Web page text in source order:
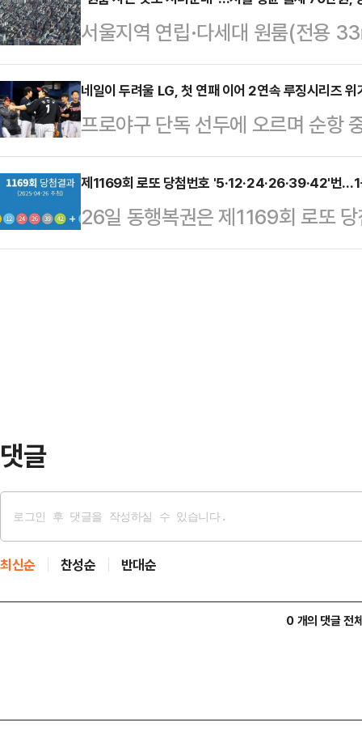
다.안철수 후보는 "그날 문자만 네
당시 추경호 원내대…
는 후보가 될지 당 안팎의 긴장감이
철수 등 국민의힘 경선 후보들은
선 4강 토론회를 치렀다. 4명의 후
파간 공세에 대한 국민들의 피로감
구도에서 …
서울지역 연립·다세대 원룸(전용
것으로 나타났다. 강남 등 일부 지
다방은 올해 3월 기준 서울 지역 연
수준을 분석한 '다방여지도'를 발표
로 추출한 자치구별 평균 월세와 평
해 한 눈에 볼 수 있도록 제작한 자
봤을 때, 100%보다 높으면 해당 자
미다…
네일이 두려울 LG, 첫 연패 이어 2연속 루징시리즈 위
프로야구 단독 선두에 오르며 순항
우고 있다.LG는 27일 현재 7할이
주 중이다. 4월 중순까지만 해도 8
이어’ 우승 가능성까지 거론되기도
지 않는 강팀의 전형적인 모습을 보
제1169회 로또 당첨번호 '5·12·24·26·39·42'번…1
26일 동행복권은 제1169회 로또
고 밝혔다.보너스 번호는 20번이다
댓글
최신순 찬성순 반대순
0 개의 댓글 전